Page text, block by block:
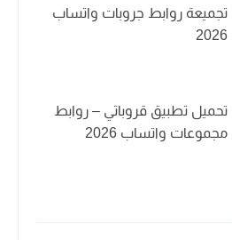
تجميعة روابط جروبات واتساب
2026
تحميل تطبيق قروباتي – روابط
مجموعات واتساب 2026